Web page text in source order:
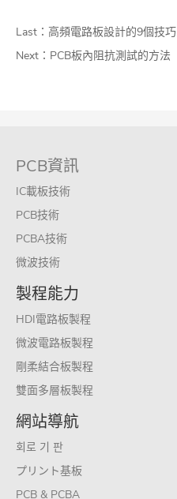
Last： 高頻電路板設計的9個技巧
Next： PCB板內阻抗測試的方法
PCB資訊
IC載板技術
PCB技術
PCBA技術
微波技術
製程能力
HDI電路板製程
微波電路板製程
剛柔結合板製程
雙面多層板製程
網站導航
회로 기 판
プリント基板
PCB & PCBA